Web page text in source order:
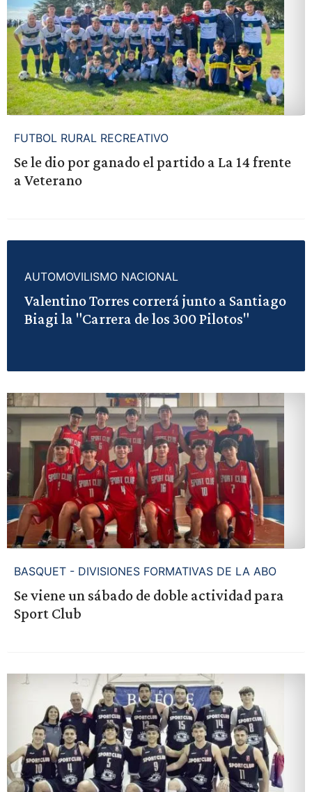
FUTBOL RURAL RECREATIVO
Se le dio por ganado el partido a La 14 frente
a Veterano
AUTOMOVILISMO NACIONAL
Valentino Torres correrá junto a Santiago
Biagi la "Carrera de los 300 Pilotos"
BASQUET - DIVISIONES FORMATIVAS DE LA ABO
Se viene un sábado de doble actividad para
Sport Club